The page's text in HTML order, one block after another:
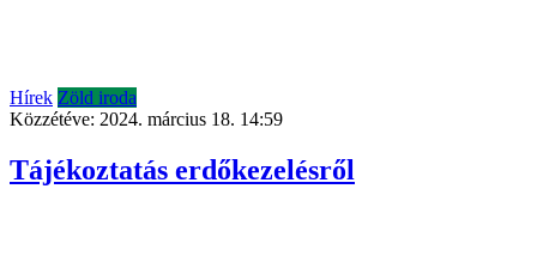
Hírek Zöld iroda
Közzétéve: 2024. március 18. 14:59
Tájékoztatás erdőkezelésről